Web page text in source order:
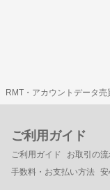
RMT・アカウントデータ売
ご利用ガイド
ご利用ガイド お取引の
手数料・お支払い方法 安